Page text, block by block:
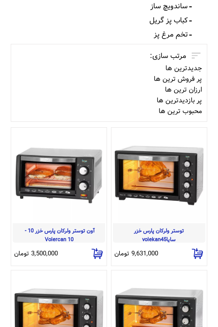
ساندویچ ساز
کباب پز گریل
تخم مرغ پز
مرتب سازی:
جدیدترین ها
پر فروش ترین ها
ارزان ترین ها
پر بازدیدترین ها
محبوب ترین ها
توستر ولرکان پارس خزر
سایاvolekan45
9,631,000 تومان
آون توستر ولرکان پارس خزر 10 -
Volercan 10
3,500,000 تومان